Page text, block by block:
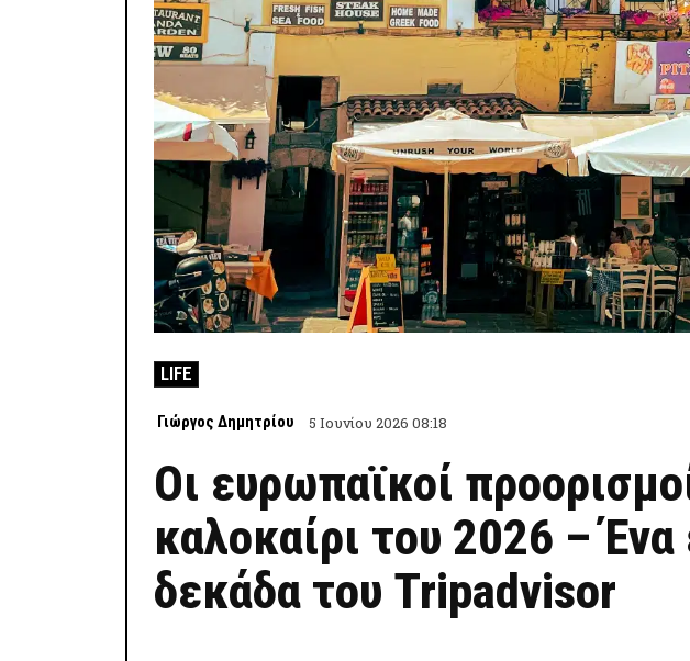
LIFE
Γιώργος Δημητρίου 5 Ιουνίου 2026 08:18
Οι ευρωπαϊκοί
καλοκαίρι του 2026 –
δεκάδα του Tripadvisor